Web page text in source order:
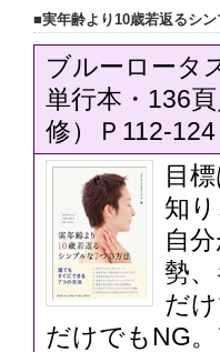
■実年齢より10歳若返るシ
ブルーロータ
単行本・136
修）Ｐ112-124
目
知
自
勢
だ
だけでもNG